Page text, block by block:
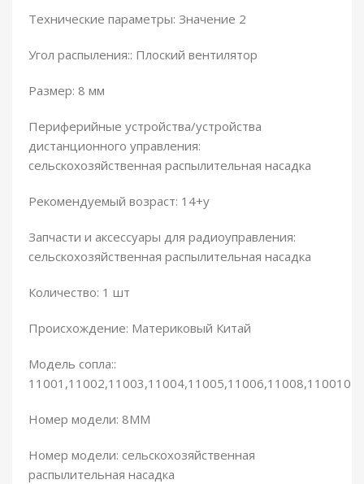
Технические параметры: Значение 2
Угол распыления:: Плоский вентилятор
Размер: 8 мм
Периферийные устройства/устройства
дистанционного управления:
сельскохозяйственная распылительная насадка
Рекомендуемый возраст: 14+y
Запчасти и аксессуары для радиоуправления:
сельскохозяйственная распылительная насадка
Количество: 1 шт
Происхождение: Материковый Китай
Модель сопла::
11001,11002,11003,11004,11005,11006,11008,110010
Номер модели: 8MM
Номер модели: сельскохозяйственная
распылительная насадка